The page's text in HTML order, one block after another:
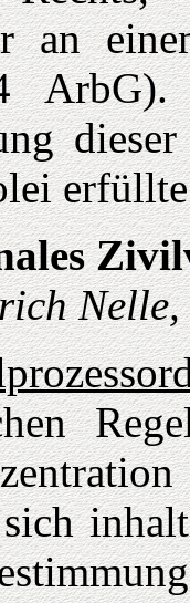
an
ArbG).